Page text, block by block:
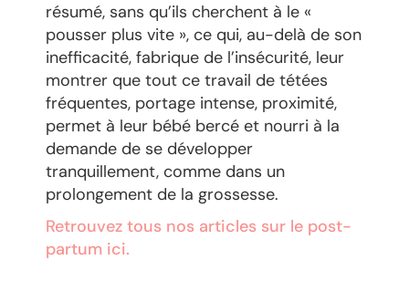
résumé, sans qu’ils cherchent à le «
pousser plus vite », ce qui, au-delà de son
inefficacité, fabrique de l’insécurité, leur
montrer que tout ce travail de tétées
fréquentes, portage intense, proximité,
permet à leur bébé bercé et nourri à la
demande de se développer
tranquillement, comme dans un
prolongement de la grossesse.
Retrouvez tous nos articles sur le post-
partum ici.